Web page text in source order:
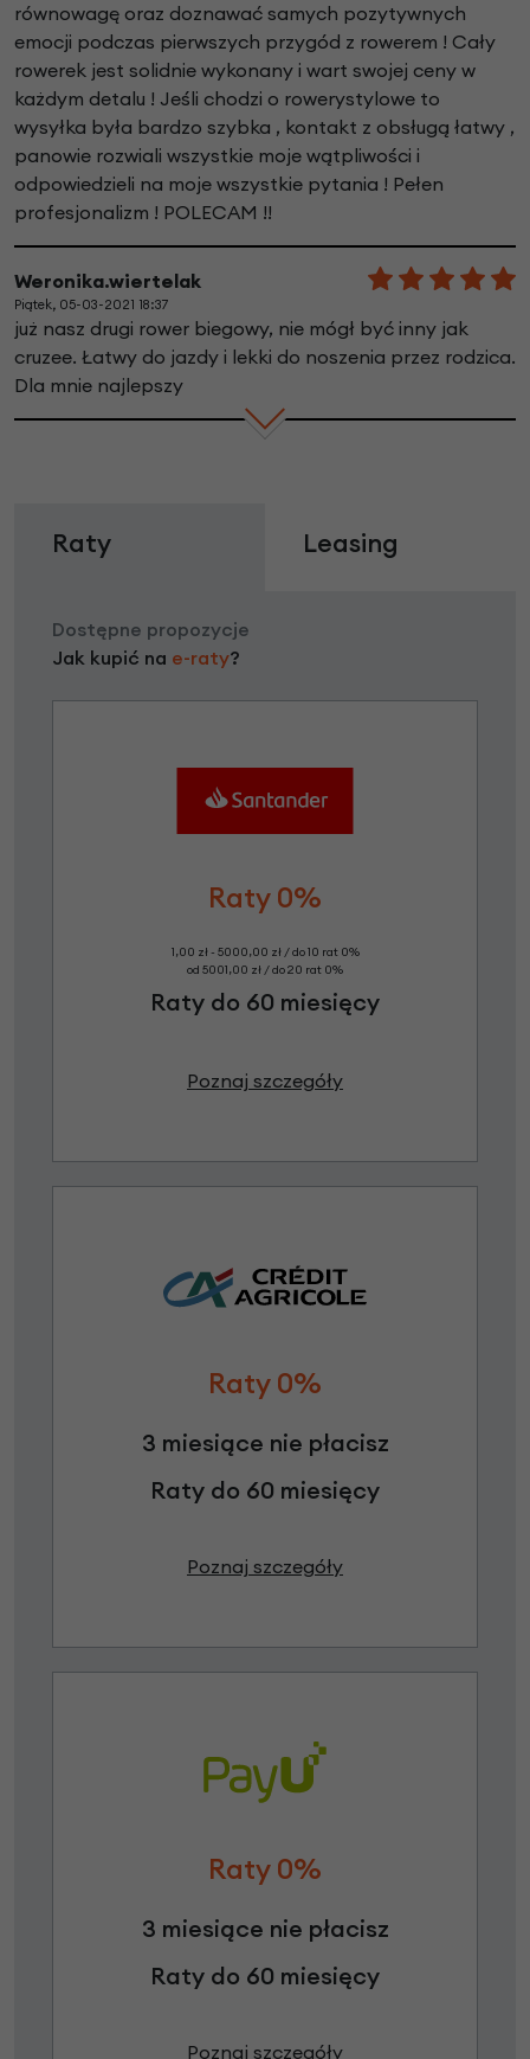
równowagę oraz doznawać samych pozytywnych
emocji podczas pierwszych przygód z rowerem ! Cały
rowerek jest solidnie wykonany i wart swojej ceny w
każdym detalu ! Jeśli chodzi o rowerystylowe to
wysyłka była bardzo szybka , kontakt z obsługą łatwy ,
panowie rozwiali wszystkie moje wątpliwości i
odpowiedzieli na moje wszystkie pytania ! Pełen
profesjonalizm ! POLECAM !!
Weronika.wiertelak
Piątek, 05-03-2021 18:37
już nasz drugi rower biegowy, nie mógł być inny jak
cruzee. Łatwy do jazdy i lekki do noszenia przez rodzica.
Dla mnie najlepszy
Raty Leasing
Dostępne propozycje
Jak kupić na e-raty?
Raty 0%
1,00 zł - 5000,00 zł / do 10 rat 0%
od 5001,00 zł / do 20 rat 0%
Raty do 60 miesięcy
Poznaj szczegóły
Raty 0%
3 miesiące nie płacisz
Raty do 60 miesięcy
Poznaj szczegóły
Raty 0%
3 miesiące nie płacisz
Raty do 60 miesięcy
Poznaj szczegóły